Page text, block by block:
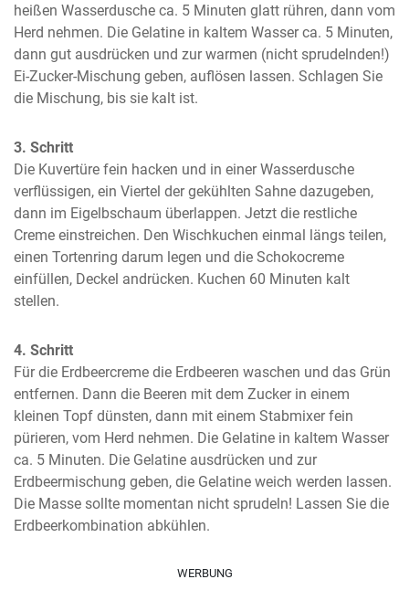
heißen Wasserdusche ca. 5 Minuten glatt rühren, dann vom
Herd nehmen. Die Gelatine in kaltem Wasser ca. 5 Minuten,
dann gut ausdrücken und zur warmen (nicht sprudelnden!)
Ei-Zucker-Mischung geben, auflösen lassen. Schlagen Sie
die Mischung, bis sie kalt ist.
3. Schritt
Die Kuvertüre fein hacken und in einer Wasserdusche
verflüssigen, ein Viertel der gekühlten Sahne dazugeben,
dann im Eigelbschaum überlappen. Jetzt die restliche
Creme einstreichen. Den Wischkuchen einmal längs teilen,
einen Tortenring darum legen und die Schokocreme
einfüllen, Deckel andrücken. Kuchen 60 Minuten kalt
stellen.
4. Schritt
Für die Erdbeercreme die Erdbeeren waschen und das Grün
entfernen. Dann die Beeren mit dem Zucker in einem
kleinen Topf dünsten, dann mit einem Stabmixer fein
pürieren, vom Herd nehmen. Die Gelatine in kaltem Wasser
ca. 5 Minuten. Die Gelatine ausdrücken und zur
Erdbeermischung geben, die Gelatine weich werden lassen.
Die Masse sollte momentan nicht sprudeln! Lassen Sie die
Erdbeerkombination abkühlen.
WERBUNG